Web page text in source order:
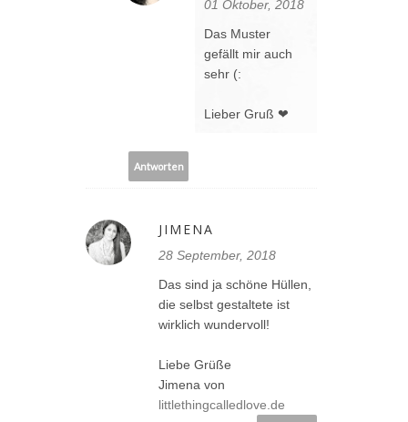
01 Oktober, 2018
Das Muster
gefällt mir auch
sehr (:
Lieber Gruß ❤
Antworten
JIMENA
28 September, 2018
Das sind ja schöne Hüllen,
die selbst gestaltete ist
wirklich wundervoll!
Liebe Grüße
Jimena von
littlethingcalledlove.de